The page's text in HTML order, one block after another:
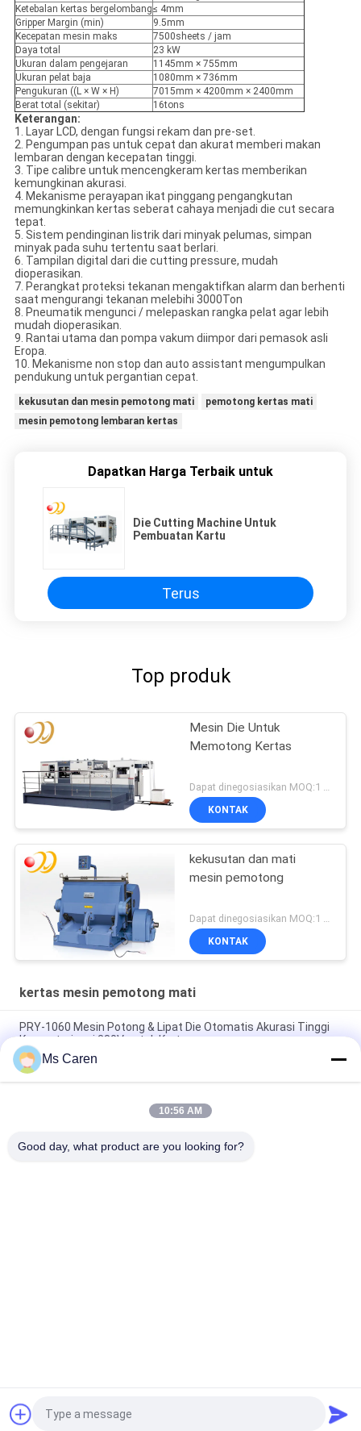
Ketebalan kertas bergelombang≤ 4mm
Gripper Margin (min)
9.5mm
Kecepatan mesin maks
7500sheets / jam
Daya total
23 kW
Ukuran dalam pengejaran
1145mm × 755mm
Ukuran pelat baja
1080mm × 736mm
Pengukuran ((L × W × H)
7015mm × 4200mm × 2400mm
Berat total (sekitar)
16tons
Keterangan:
1. Layar LCD, dengan fungsi rekam dan pre-set.
2. Pengumpan pas untuk cepat dan akurat memberi makan
lembaran dengan kecepatan tinggi.
3. Tipe calibre untuk mencengkeram kertas memberikan
kemungkinan akurasi.
4. Mekanisme perayapan ikat pinggang pengangkutan
memungkinkan kertas seberat cahaya menjadi die cut secara
tepat.
5. Sistem pendinginan listrik dari minyak pelumas, simpan
minyak pada suhu tertentu saat berlari.
6. Tampilan digital dari die cutting pressure, mudah
dioperasikan.
7. Perangkat proteksi tekanan mengaktifkan alarm dan berhenti
saat mengurangi tekanan melebihi 3000Ton
8. Pneumatik mengunci / melepaskan rangka pelat agar lebih
mudah dioperasikan.
9. Rantai utama dan pompa vakum diimpor dari pemasok asli
Eropa.
10. Mekanisme non stop dan auto assistant mengumpulkan
pendukung untuk pergantian cepat.
kekusutan dan mesin pemotong mati
pemotong kertas mati
mesin pemotong lembaran kertas
Dapatkan Harga Terbaik untuk
Die Cutting Machine Untuk
Pembuatan Kartu
Terus
Top produk
Mesin Die Untuk
Memotong Kertas
Dapat dinegosiasikan MOQ:1 Set / set
KONTAK
kekusutan dan mati
mesin pemotong
KONTAK
kertas mesin pemotong mati
PRY-1060 Mesin Potong & Lipat Die Otomatis Akurasi Tinggi
Komputerisasi 380V untuk Kertas
Mesin Hot Stamping dan Die Cutting TYMK dengan
Pengumpan Otomatis Seri ZS
PRY-2000 Semi-Automatic Chain Feeder Rotary Paperboard
Quote request suatu
Ms Caren
10:56 AM
Good day, what product are you looking for?